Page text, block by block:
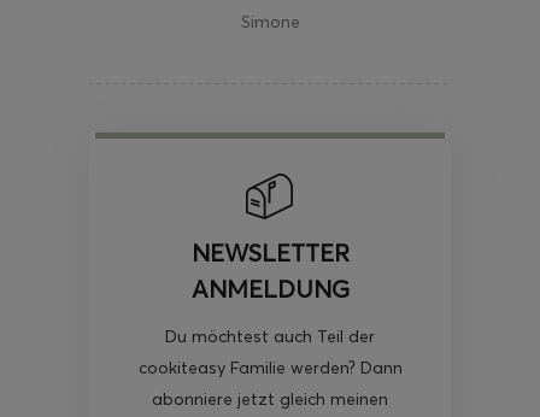
Simone
NEWSLETTER
ANMELDUNG
Du möchtest auch Teil der
cookiteasy Familie werden? Dann
abonniere jetzt gleich meinen